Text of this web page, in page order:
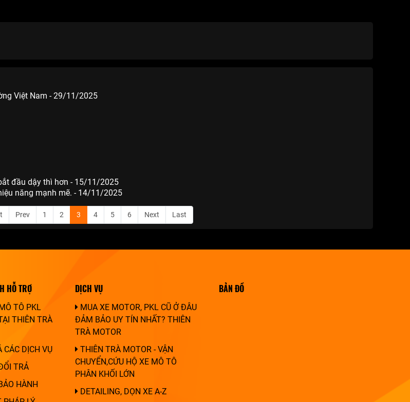
Việt Nam - 29/11/2025
đầu dậy thì hơn - 15/11/2025
năng mạnh mẽ. - 14/11/2025
Prev 1 2 3 4 5 6 Next Last
HỖ TRỢ
TÔ PKL
THIÊN TRÀ
CÁC DỊCH VỤ
TRẢ
HÀNH
DỊCH VỤ
MUA XE MOTOR, PKL CŨ Ở ĐÂU
ĐẢM BẢO UY TÍN NHẤT? THIÊN
TRÀ MOTOR
THIÊN TRÀ MOTOR - VẬN
CHUYỂN,CỨU HỘ XE MÔ TÔ
PHÂN KHỐI LỚN
DETAILING, DỌN XE A-Z
BẢN ĐỒ